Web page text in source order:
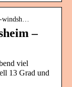
windsh…
–
viel
13 Grad und